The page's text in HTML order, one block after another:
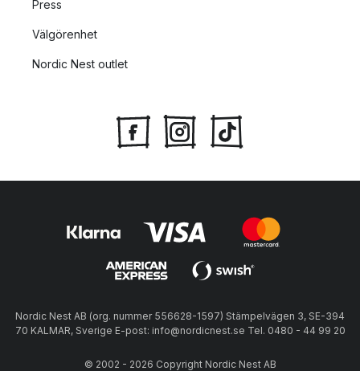
Press
Välgörenhet
Nordic Nest outlet
Nordic Nest AB (org. nummer 556628-1597) Stämpelvägen 3, SE-394
70 KALMAR, Sverige E-post: info@nordicnest.se Tel. 0480 - 44 99 20
© 2002 - 2026 Copyright Nordic Nest AB